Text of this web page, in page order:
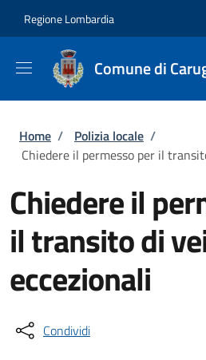
Regione Lombardia
Comune di
Briciole di pane
Home / Polizia locale /
Chiedere il permesso per il
Chiedere il
il transito di
eccezionali
Condividi